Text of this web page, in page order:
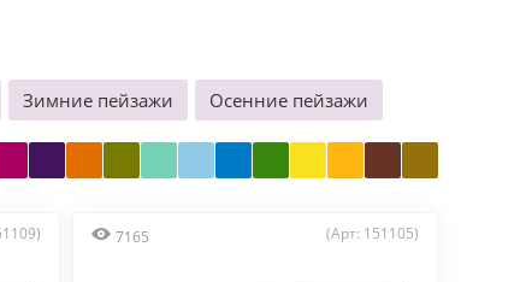
Зимние пейзажи Осенние пейзажи
7165 (Арт: 151105)